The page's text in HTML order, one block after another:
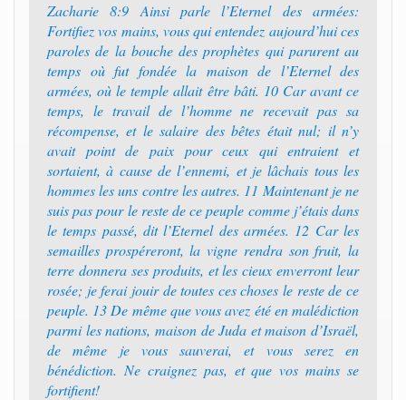
Zacharie 8:9 Ainsi parle l’Eternel des armées:
Fortifiez vos mains, vous qui entendez aujourd’hui ces
paroles de la bouche des prophètes qui parurent au
temps où fut fondée la maison de l’Eternel des
armées, où le temple allait être bâti. 10 Car avant ce
temps, le travail de l’homme ne recevait pas sa
récompense, et le salaire des bêtes était nul; il n’y
avait point de paix pour ceux qui entraient et
sortaient, à cause de l’ennemi, et je lâchais tous les
hommes les uns contre les autres. 11 Maintenant je ne
suis pas pour le reste de ce peuple comme j’étais dans
le temps passé, dit l’Eternel des armées. 12 Car les
semailles prospéreront, la vigne rendra son fruit, la
terre donnera ses produits, et les cieux enverront leur
rosée; je ferai jouir de toutes ces choses le reste de ce
peuple. 13 De même que vous avez été en malédiction
parmi les nations, maison de Juda et maison d’Israël,
de même je vous sauverai, et vous serez en
bénédiction. Ne craignez pas, et que vos mains se
fortifient!